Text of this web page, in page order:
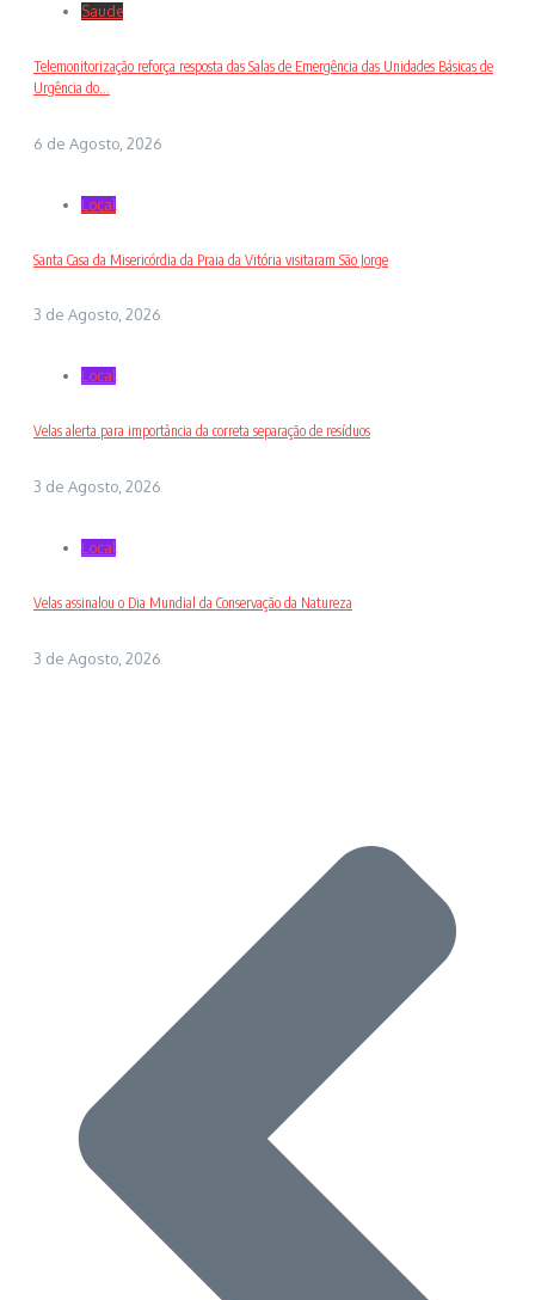
Saude
Telemonitorização reforça resposta das Salas de Emergência das Unidades Básicas de
Urgência do...
6 de Agosto, 2026
Local
Santa Casa da Misericórdia da Praia da Vitória visitaram São Jorge
3 de Agosto, 2026
Local
Velas alerta para importância da correta separação de resíduos
3 de Agosto, 2026
Local
Velas assinalou o Dia Mundial da Conservação da Natureza
3 de Agosto, 2026